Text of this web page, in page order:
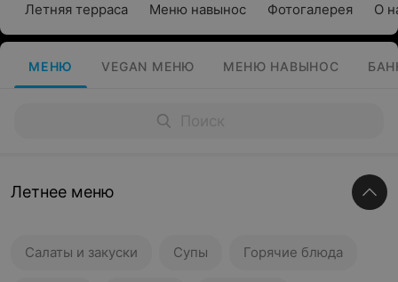
Летняя терраса Меню навынос Фотогалерея О
МЕНЮ VEGAN МЕНЮ МЕНЮ НАВЫНОС
Летнее меню
Салаты и закуски Супы Горячие блюда